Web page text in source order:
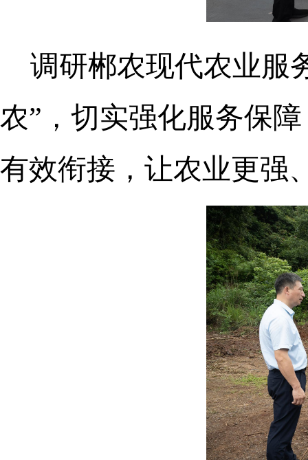
调研郴农现代农业服
农”，切实强化服务保
有效衔接，让农业更强